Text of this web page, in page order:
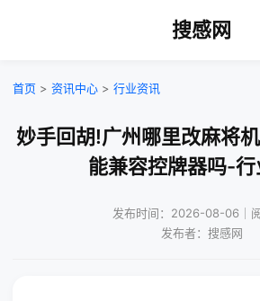
搜感网
首页 > 资讯中心 > 行业资讯
妙手回胡!广州哪里改麻将
能兼容控牌器吗-
发布时间：2026-08-06｜
发布者：搜感网